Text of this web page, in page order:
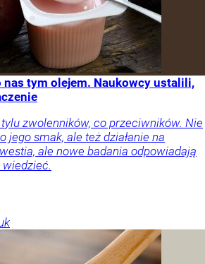
nas tym olejem. Naukowcy ustalili,
zwolenników, co przeciwników. Nie
jego smak, ale też działanie na
ale nowe badania odpowiadają